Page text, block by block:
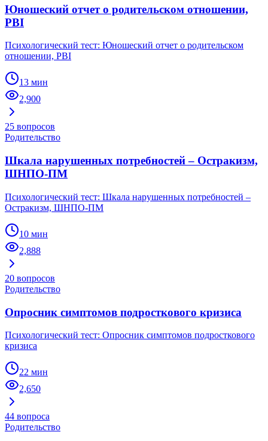
Юношеский отчет о родительском отношении,
PBI
Психологический тест: Юношеский отчет о родительском
отношении, PBI
13 мин
2,900
25 вопросов
Родительство
Шкала нарушенных потребностей – Остракизм,
ШНПО-ПМ
Психологический тест: Шкала нарушенных потребностей –
Остракизм, ШНПО-ПМ
10 мин
2,888
20 вопросов
Родительство
Опросник симптомов подросткового кризиса
Психологический тест: Опросник симптомов подросткового
кризиса
22 мин
2,650
44 вопроса
Родительство